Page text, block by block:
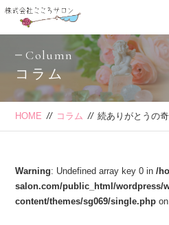
Column
コラム
HOME // コラム // 続ありがとうの
Warning: Undefined array key 0 in/
salon.com/public_html/wordpress/
content/themes/sg069/single.php